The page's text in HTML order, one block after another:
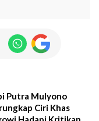
Putra Mulyono
Ciri Khas